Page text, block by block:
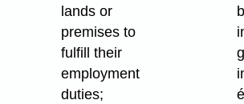
lands or
premises to
fulfill their
employment
duties;